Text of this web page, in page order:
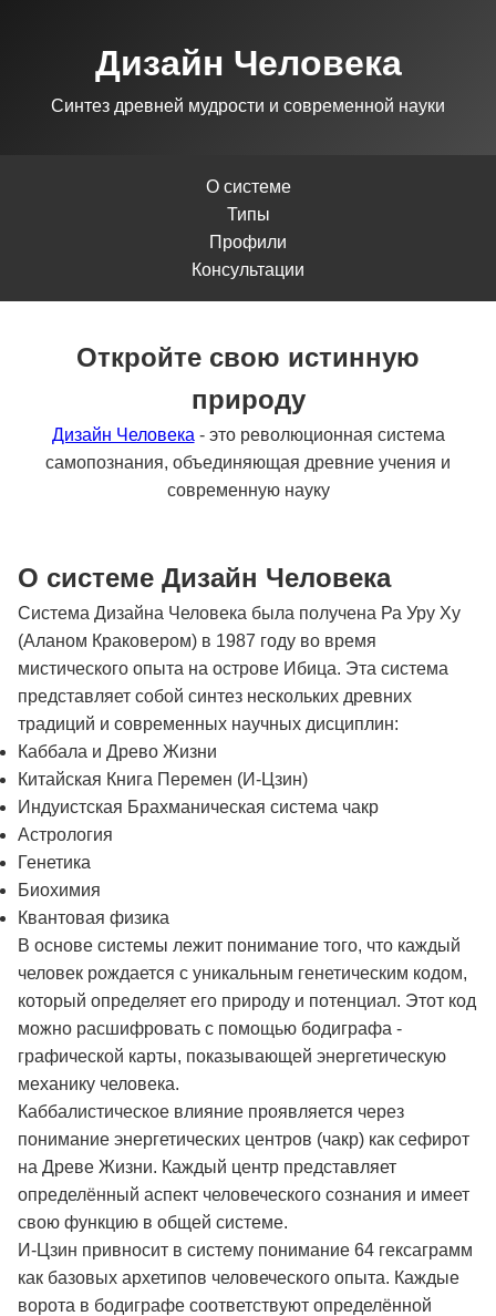
Дизайн Человека
Синтез древней мудрости и современной науки
О системе
Типы
Профили
Консультации
Откройте свою истинную
природу
Дизайн Человека - это революционная система
самопознания, объединяющая древние учения и
современную науку
О системе Дизайн Человека
Система Дизайна Человека была получена Ра Уру Ху
(Аланом Краковером) в 1987 году во время
мистического опыта на острове Ибица. Эта система
представляет собой синтез нескольких древних
традиций и современных научных дисциплин:
Каббала и Древо Жизни
Китайская Книга Перемен (И-Цзин)
Индуистская Брахманическая система чакр
Астрология
Генетика
Биохимия
Квантовая физика
В основе системы лежит понимание того, что каждый
человек рождается с уникальным генетическим кодом,
который определяет его природу и потенциал. Этот код
можно расшифровать с помощью бодиграфа -
графической карты, показывающей энергетическую
механику человека.
Каббалистическое влияние проявляется через
понимание энергетических центров (чакр) как сефирот
на Древе Жизни. Каждый центр представляет
определённый аспект человеческого сознания и имеет
свою функцию в общей системе.
И-Цзин привносит в систему понимание 64 гексаграмм
как базовых архетипов человеческого опыта. Каждые
ворота в бодиграфе соответствуют определённой